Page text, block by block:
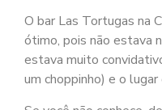
O bar Las Tortugas na
ótimo, pois não estava
estava muito
um choppinho) e o lugar